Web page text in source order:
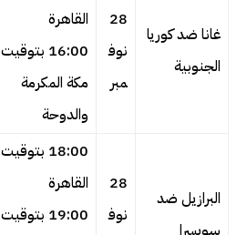
غانا ضد كوريا
الجنوبية
28
نوف
مبر
القاهرة
16:00 بتوقيت
مكة المكرمة
والدوحة
البرازيل ضد
سويسرا
28
نوف
18:00 بتوقيت
القاهرة
19:00 بتوقيت